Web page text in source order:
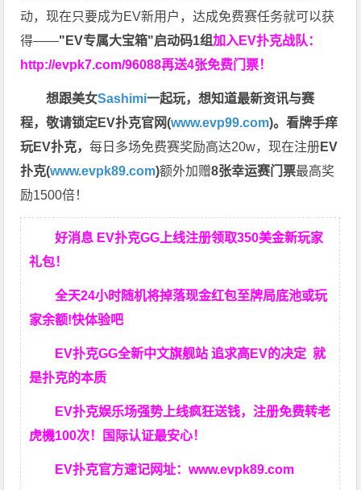
动，现在只要成为EV新用户，达成免费赛任务就可以获
得——"EV专属大宝箱"启动码1组加入EV扑克战队：
http://evpk7.com/96088再送4张免费门票！
想跟美女Sashimi一起玩，想知道最新资讯与赛
程，敬请锁定EV扑克官网(www.evp99.com)。看牌手痒
玩EV扑克，每日多场免费赛奖励高达20w，现在注册EV
扑克(www.evpk89.com)额外加赠8张幸运赛门票最高奖
励1500倍！
好消息 EV扑克GG上线注册领取350美金新玩家
礼包！
全天24小时随机将掉落现金红包至牌局底池或玩
家余额!快体验吧
EV扑克GG全新中文旗舰站 追求高EV的决定就
是扑克的本质
EV扑克娱乐场强势上线疯狂送钱，注册免费转老
虎機100次！国际认证最安心！
EV扑克官方速记网址：www.evpk89.com